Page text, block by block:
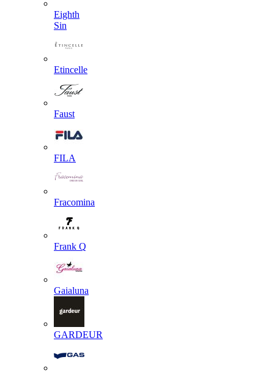
Eighth
Sin
Etincelle
Faust
FILA
Fracomina
Frank Q
Gaialuna
GARDEUR